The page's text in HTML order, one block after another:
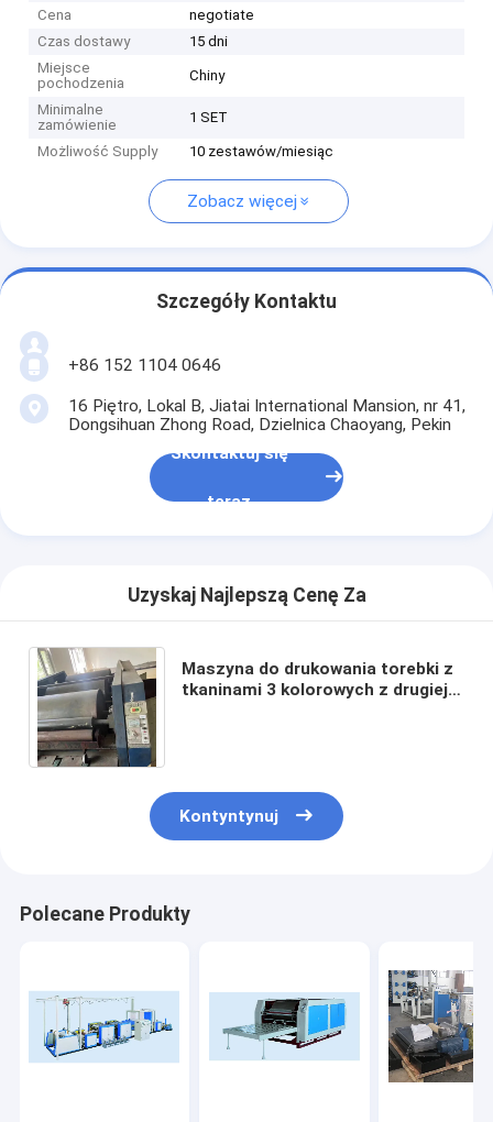
Cena
negotiate
Czas dostawy
15 dni
Miejsce
pochodzenia
Chiny
Minimalne
zamówienie
1 SET
Możliwość Supply 10 zestawów/miesiąc
Zobacz więcej
Szczegóły Kontaktu
+86 152 1104 0646
16 Piętro, Lokal B, Jiatai International Mansion, nr 41,
Dongsihuan Zhong Road, Dzielnica Chaoyang, Pekin
Skontaktuj się
teraz
Uzyskaj Najlepszą Cenę Za
Maszyna do drukowania torebki z
tkaninami 3 kolorowych z drugiej
Kontyntynuj
Polecane Produkty